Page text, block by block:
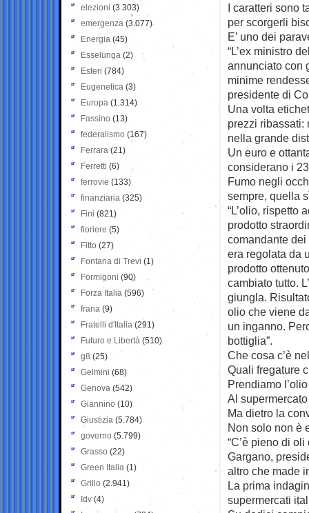
I caratteri sono
per scorgerli
E’ uno dei
“L’ex ministro
annunciato con
minime
presidente di
Una volta
prezzi ribassati:
nella grande
Un euro e
considerano i
Fumo negli
sempre, quella
“L’olio, rispetto
prodotto
comandante dei
era regolata da
prodotto
cambiato tutto.
giungla.
olio che viene
un inganno.
bottiglia”.
Che cosa c’è
Quali fregature
Prendiamo
Al
Ma dietro la
Non solo non è
“C’è pieno di
Gargano,
altro che made
La prima
supermercati
elezioni (3.303)
emergenza (3.077)
Energia (45)
Esselunga (2)
Esteri (784)
Eugenetica (3)
Europa (1.314)
Fassino (13)
federalismo (167)
Ferrara (21)
Ferretti (6)
ferrovie (133)
finanziaria (325)
Fini (821)
fioriere (5)
Fitto (27)
Fontana di Trevi (1)
Formigoni (90)
Forza Italia (596)
frana (9)
Fratelli d'Italia (291)
Futuro e Libertà (510)
g8 (25)
Gelmini (68)
Genova (542)
Giannino (10)
Giustizia (5.784)
governo (5.799)
Grasso (22)
Green Italia (1)
Grillo (2.941)
Idv (4)